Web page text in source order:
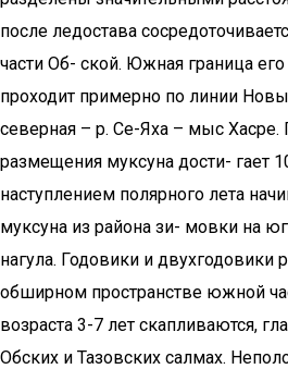
после ледостава
части Об- ской. Южная граница
проходит примерно по линии
северная – р. Се-Яха – мыс
размещения муксуна дости- гает
наступлением полярного лета
муксуна из района зи- мовки на
нагула. Годовики и двухгодовики
обширном пространстве южной
возраста 3-7 лет скапливаются,
Обских и Тазовских салмах.